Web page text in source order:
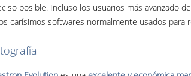
posible. Incluso los usuarios más avanzado
carísimos softwares normalmente usados para